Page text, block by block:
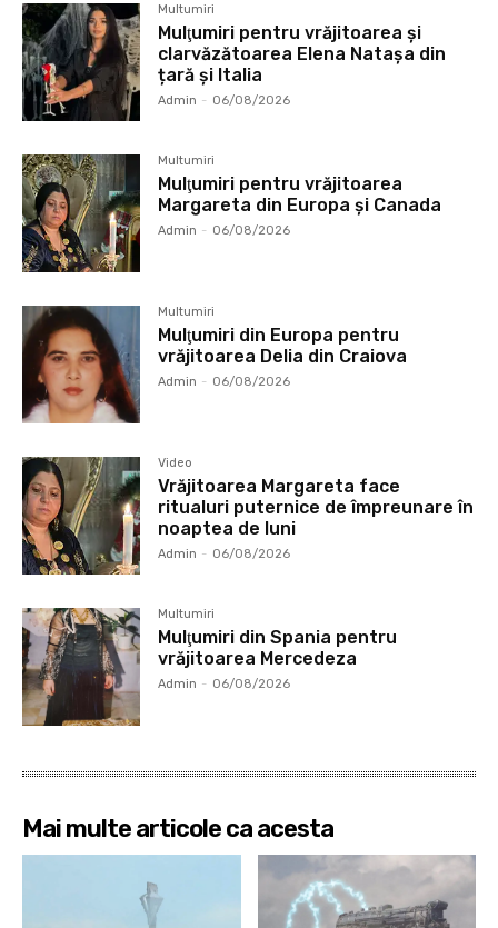
Multumiri
Mulţumiri pentru vrăjitoarea și
clarvăzătoarea Elena Natașa din
țară și Italia
Admin - 06/08/2026
Multumiri
Mulţumiri pentru vrăjitoarea
Margareta din Europa și Canada
Admin - 06/08/2026
Multumiri
Mulţumiri din Europa pentru
vrăjitoarea Delia din Craiova
Admin - 06/08/2026
Video
Vrăjitoarea Margareta face
ritualuri puternice de împreunare în
noaptea de luni
Admin - 06/08/2026
Multumiri
Mulţumiri din Spania pentru
vrăjitoarea Mercedeza
Admin - 06/08/2026
Mai multe articole ca acesta